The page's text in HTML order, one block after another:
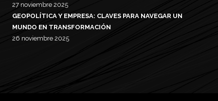
27 noviembre 2025
GEOPOLÍTICA Y EMPRESA: CLAVES PARA NAVEGAR UN
MUNDO EN TRANSFORMACIÓN
26 noviembre 2025